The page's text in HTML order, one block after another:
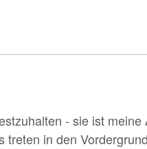
- sie ist
in den